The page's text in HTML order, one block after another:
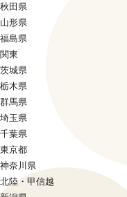
秋田県
山形県
福島県
関東
茨城県
栃木県
群馬県
埼玉県
千葉県
東京都
神奈川県
北陸・甲信越